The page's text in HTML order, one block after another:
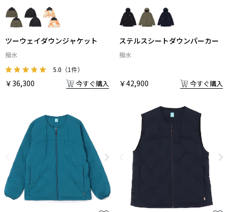
ツーウェイダウンジャケット
撥水
5.0 （1件）
￥36,300 今すぐ購入
ステルスシートダウンパーカー
撥水
￥42,900 今すぐ購入